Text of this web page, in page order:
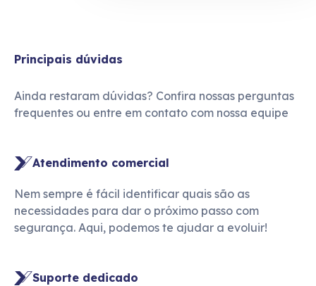
Principais dúvidas
Ainda restaram dúvidas? Confira nossas perguntas
frequentes ou entre em contato com nossa equipe
Atendimento comercial
Nem sempre é fácil identificar quais são as
necessidades para dar o próximo passo com
segurança. Aqui, podemos te ajudar a evoluir!
Suporte dedicado